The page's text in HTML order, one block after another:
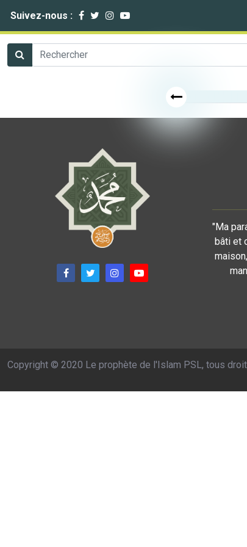
Suivez-nous :
"Ma
bâti et
Copyright © 2020 Le prophète de l'Islam PSL, tous